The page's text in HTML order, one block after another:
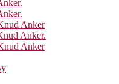
Anker
Anker.
Anker